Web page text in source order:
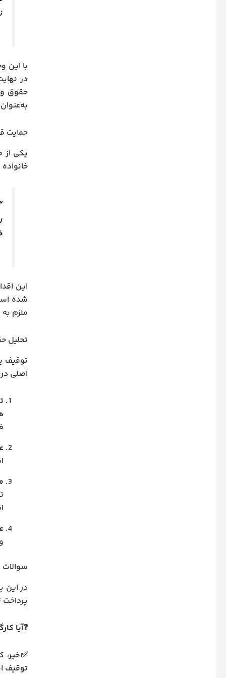
با این
در
حقوق و
حمایت
یکی از
خانواده
این
شده
ملزم
تحلیل
توقیف
اصلی
سوالات
در این
❓آیا
✅خیر،
توقیف